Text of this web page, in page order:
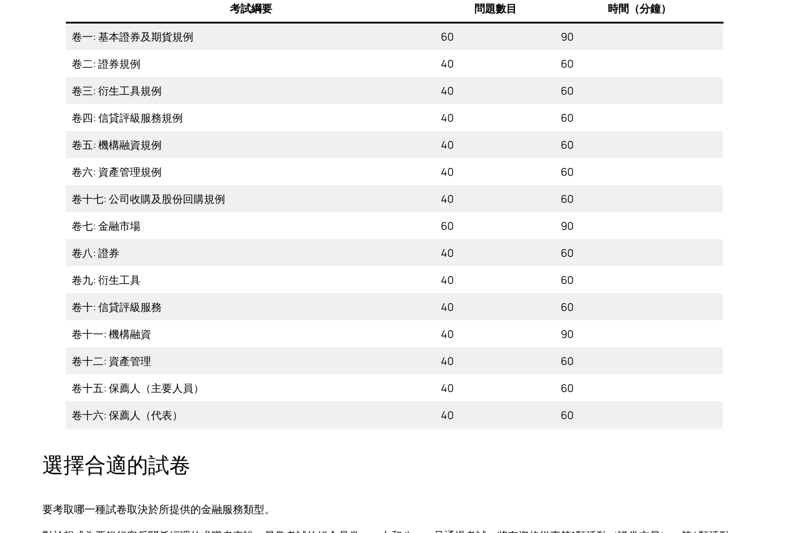
考試綱要 問題數目
時間（分鐘）
卷一: 基本證券及期貨規例
60
90
卷二: 證券規例
40
60
卷三: 衍生工具規例
40
60
卷四: 信貸評級服務規例
40
60
卷五: 機構融資規例
40
60
卷六: 資產管理規例
40
60
卷十七: 公司收購及股份回購規例
40
60
卷七: 金融市場
60
90
卷八: 證券
40
60
卷九: 衍生工具
40
60
卷十: 信貸評級服務
40
60
卷十一: 機構融資
40
90
卷十二: 資產管理
40
60
卷十五: 保薦人（主要人員）
40
60
卷十六: 保薦人（代表）
40 60
選擇合適的試卷
要考取哪一種試卷取決於所提供的金融服務類型。